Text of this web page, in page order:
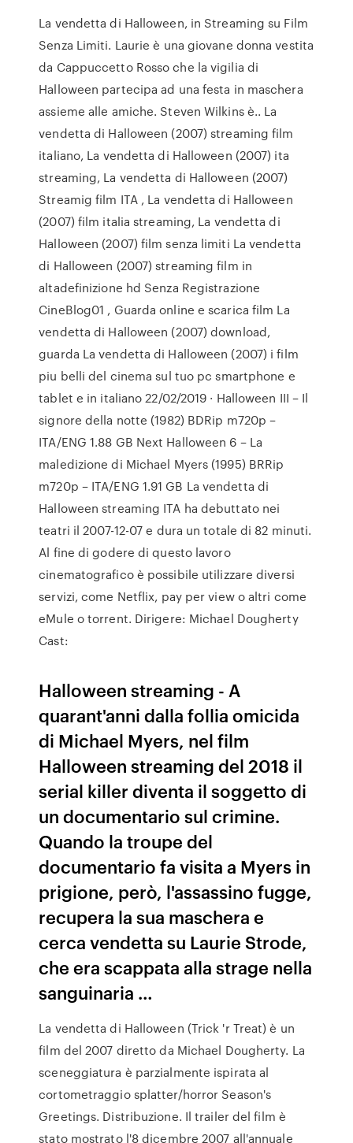
La vendetta di Halloween, in Streaming su Film
Senza Limiti. Laurie è una giovane donna vestita
da Cappuccetto Rosso che la vigilia di
Halloween partecipa ad una festa in maschera
assieme alle amiche. Steven Wilkins è.. La
vendetta di Halloween (2007) streaming film
italiano, La vendetta di Halloween (2007) ita
streaming, La vendetta di Halloween (2007)
Streamig film ITA , La vendetta di Halloween
(2007) film italia streaming, La vendetta di
Halloween (2007) film senza limiti La vendetta
di Halloween (2007) streaming film in
altadefinizione hd Senza Registrazione
CineBlog01 , Guarda online e scarica film La
vendetta di Halloween (2007) download,
guarda La vendetta di Halloween (2007) i film
piu belli del cinema sul tuo pc smartphone e
tablet e in italiano 22/02/2019 · Halloween III – Il
signore della notte (1982) BDRip m720p –
ITA/ENG 1.88 GB Next Halloween 6 – La
maledizione di Michael Myers (1995) BRRip
m720p – ITA/ENG 1.91 GB La vendetta di
Halloween streaming ITA ha debuttato nei
teatri il 2007-12-07 e dura un totale di 82 minuti.
Al fine di godere di questo lavoro
cinematografico è possibile utilizzare diversi
servizi, come Netflix, pay per view o altri come
eMule o torrent. Dirigere: Michael Dougherty
Cast:
Halloween streaming - A
quarant'anni dalla follia omicida
di Michael Myers, nel film
Halloween streaming del 2018 il
serial killer diventa il soggetto di
un documentario sul crimine.
Quando la troupe del
documentario fa visita a Myers in
prigione, però, l'assassino fugge,
recupera la sua maschera e
cerca vendetta su Laurie Strode,
che era scappata alla strage nella
sanguinaria …
La vendetta di Halloween (Trick 'r Treat) è un
film del 2007 diretto da Michael Dougherty. La
sceneggiatura è parzialmente ispirata al
cortometraggio splatter/horror Season's
Greetings. Distribuzione. Il trailer del film è
stato mostrato l'8 dicembre 2007 all'annuale